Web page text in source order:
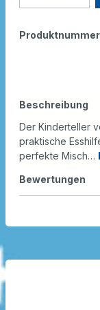
Beschreibung
Der Kinderteller
praktische
perfekte Misch…
Bewertungen